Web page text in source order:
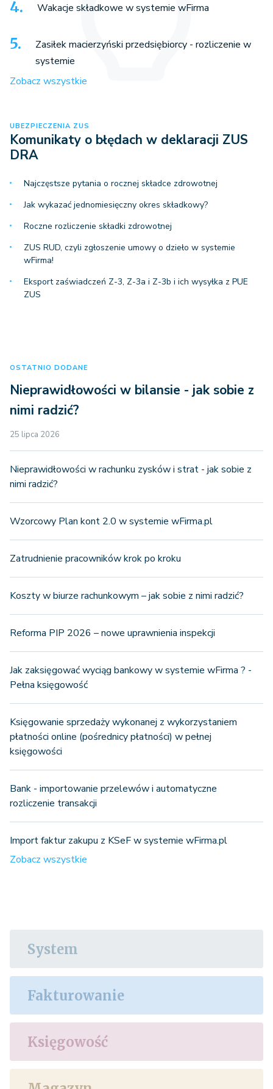
Wakacje składkowe w systemie wFirma
Zasiłek macierzyński przedsiębiorcy - rozliczenie w
systemie
Zobacz wszystkie
UBEZPIECZENIA ZUS
Komunikaty o błędach w deklaracji ZUS
DRA
Najczęstsze pytania o rocznej składce zdrowotnej
Jak wykazać jednomiesięczny okres składkowy?
Roczne rozliczenie składki zdrowotnej
ZUS RUD, czyli zgłoszenie umowy o dzieło w systemie
wFirma!
Eksport zaświadczeń Z-3, Z-3a i Z-3b i ich wysyłka z PUE
ZUS
OSTATNIO DODANE
Nieprawidłowości w bilansie - jak sobie z
nimi radzić?
25 lipca 2026
Nieprawidłowości w rachunku zysków i strat - jak sobie z
nimi radzić?
Wzorcowy Plan kont 2.0 w systemie wFirma.pl
Zatrudnienie pracowników krok po kroku
Koszty w biurze rachunkowym – jak sobie z nimi radzić?
Reforma PIP 2026 – nowe uprawnienia inspekcji
Jak zaksięgować wyciąg bankowy w systemie wFirma ? -
Pełna księgowość
Księgowanie sprzedaży wykonanej z wykorzystaniem
płatności online (pośrednicy płatności) w pełnej
księgowości
Bank - importowanie przelewów i automatyczne
rozliczenie transakcji
Import faktur zakupu z KSeF w systemie wFirma.pl
Zobacz wszystkie
System
Fakturowanie
Księgowość